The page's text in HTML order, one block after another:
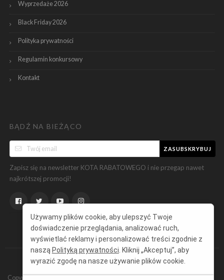
Wyprzedaże 2026
Black Friday 2026
Polityka prywatności
Regulamin konkursowy
Kontakt
BĄDŹ NA BIEŻĄCO
ZASUBSKRYBUJ
Zapisz się na newsletter KOTA RABATOWEGO i nie przegap nawet
najkrótszej promocji!
Copyright ©
Używamy plików cookie, aby ulepszyć Twoje
doświadczenie przeglądania, analizować ruch,
wyświetlać reklamy i personalizować treści zgodnie z
naszą Polityką prywatności . Kliknij „Akceptuj”, aby
wyrazić zgodę na nasze używanie plików cookie.